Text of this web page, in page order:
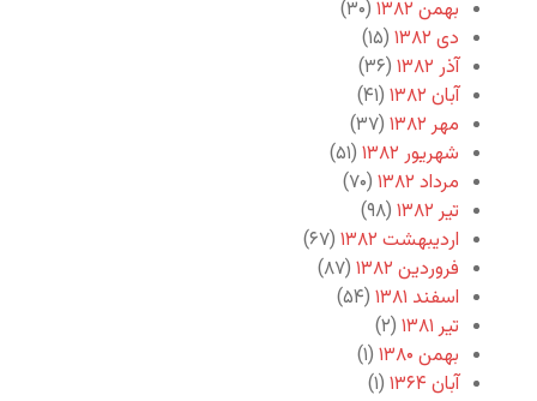
بهمن ۱۳۸۲
(۳۰)
دی ۱۳۸۲
(۱۵)
آذر ۱۳۸۲
(۳۶)
آبان ۱۳۸۲
(۴۱)
مهر ۱۳۸۲
(۳۷)
شهریور ۱۳۸۲
(۵۱)
مرداد ۱۳۸۲
(۷۰)
تیر ۱۳۸۲
(۹۸)
اردیبهشت ۱۳۸۲
(۶۷)
فروردین ۱۳۸۲
(۸۷)
اسفند ۱۳۸۱
(۵۴)
تیر ۱۳۸۱
(۲)
بهمن ۱۳۸۰
(۱)
آبان ۱۳۶۴
(۱)